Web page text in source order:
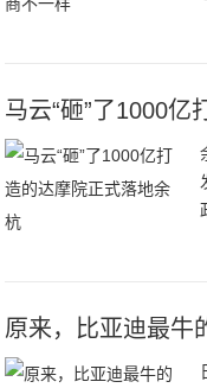
马云“砸”了1000
原来，比亚迪最牛